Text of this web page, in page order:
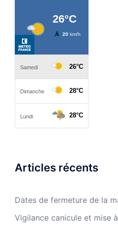
Articles récents
Dates de fermeture de la
Vigilance canicule et mise